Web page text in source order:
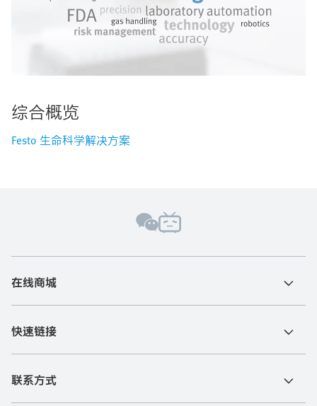
综合概览
Festo 生命科学解决方案
在线商城
快速链接
联系方式